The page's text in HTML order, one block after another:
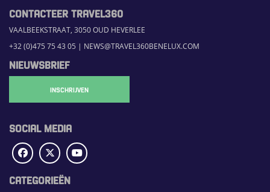
CONTACTEER TRAVEL360
VAALBEEKSTRAAT, 3050 OUD HEVERLEE
+32 (0)475 75 43 05 | NEWS@TRAVEL360BENELUX.COM
NIEUWSBRIEF
INSCHRIJVEN
SOCIAL MEDIA
CATEGORIEËN